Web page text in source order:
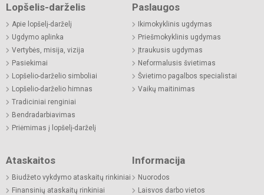
Lopšelis-darželis
Apie lopšelį-darželį
Ugdymo aplinka
Vertybės, misija, vizija
Pasiekimai
Lopšelio-darželio simboliai
Lopšelio-darželio himnas
Tradiciniai renginiai
Bendradarbiavimas
Priėmimas į lopšelį-darželį
Paslaugos
Ikimokyklinis ugdymas
Priešmokyklinis ugdymas
Įtraukusis ugdymas
Neformalusis švietimas
Švietimo pagalbos specialistai
Vaikų maitinimas
Ataskaitos
Biudžeto vykdymo ataskaitų rinkiniai
Finansinių ataskaitų rinkiniai
Informacija
Nuorodos
Laisvos darbo vietos